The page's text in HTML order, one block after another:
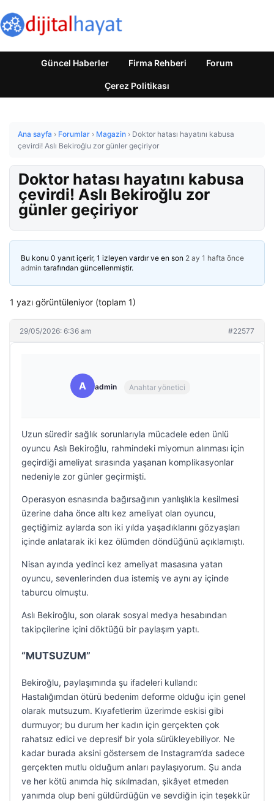
Güncel Haberler Firma Rehberi Forum
Çerez Politikası
Ana sayfa › Forumlar › Magazin › Doktor hatası hayatını kabusa
çevirdi! Aslı Bekiroğlu zor günler geçiriyor
Doktor hatası hayatını kabusa
çevirdi! Aslı Bekiroğlu zor
günler geçiriyor
Bu konu 0 yanıt içerir, 1 izleyen vardır ve en son 2 ay 1 hafta önce
admin tarafından güncellenmiştir.
1 yazı görüntüleniyor (toplam 1)
29/05/2026: 6:36 am #22577
A admin Anahtar yönetici
Uzun süredir sağlık sorunlarıyla mücadele eden ünlü
oyuncu Aslı Bekiroğlu, rahmindeki miyomun alınması için
geçirdiği ameliyat sırasında yaşanan komplikasyonlar
nedeniyle zor günler geçirmişti.
Operasyon esnasında bağırsağının yanlışlıkla kesilmesi
üzerine daha önce altı kez ameliyat olan oyuncu,
geçtiğimiz aylarda son iki yılda yaşadıklarını gözyaşları
içinde anlatarak iki kez ölümden döndüğünü açıklamıştı.
Nisan ayında yedinci kez ameliyat masasına yatan
oyuncu, sevenlerinden dua istemiş ve aynı ay içinde
taburcu olmuştu.
Aslı Bekiroğlu, son olarak sosyal medya hesabından
takipçilerine içini döktüğü bir paylaşım yaptı.
“MUTSUZUM”
Bekiroğlu, paylaşımında şu ifadeleri kullandı:
Hastalığımdan ötürü bedenim deforme olduğu için genel
olarak mutsuzum. Kıyafetlerim üzerimde eskisi gibi
durmuyor; bu durum her kadın için gerçekten çok
rahatsız edici ve depresif bir yola sürükleyebiliyor. Ne
kadar burada aksini göstersem de Instagram’da sadece
gerçekten mutlu olduğum anları paylaşıyorum. Şu anda
ve her kötü anımda hiç sıkılmadan, şikâyet etmeden
yanımda olup beni güldürdüğün ve sevdiğin için teşekkür